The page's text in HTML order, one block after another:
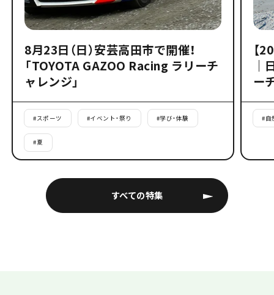
すべての特集
8月23日（日）安芸高田市で開催！
「TOYOTA GAZOO Racing ラリーチ
ャレンジ」
#スポーツ #イベント・祭り #学び・体験
#夏
【
｜
ー
#自